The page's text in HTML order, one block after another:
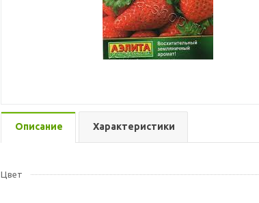
Описание Характеристики
Цвет